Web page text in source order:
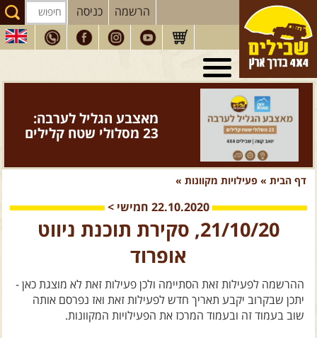
הרשמה כניסה
טיולי 4X4
בארץ
מסעות בעולם
טיוליםלרכב פנאי
הדרכותנהיגה
המדריכיםשלנו
חנותשבילים
הירשמו לניוזלטר שבילים
פודקאסט ג'יפאות
צרו קשר עם שבילים
מאצבע הגליל לערבה:
23 מסלולי שטח קלילים
דף הבית » פעילויות מקוונות »
22.10.2020 חמישי >
21/10/20, סקירת תוכנת ניווט
אופרוד
ההרשמה לפעילות זאת הסתיימה ולכן פעילות זאת לא מוצגת כאן -
יתכן שבקרוב יקבע תאריך חדש לפעילות זאת ואז נפרסם אותה
שוב בעמוד זה ובעמוד המרכז את הפעילויות המקוונות.